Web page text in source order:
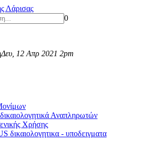
Λάρισας
0
Δευ, 12 Απρ 2021 2pm
Αναπληρωτών
Χρήσης
δικαιολογητικα - υποδειγματα